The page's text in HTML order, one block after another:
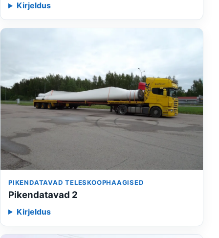
Kirjeldus
PIKENDATAVAD TELESKOOPHAAGISED
Pikendatavad 2
Kirjeldus